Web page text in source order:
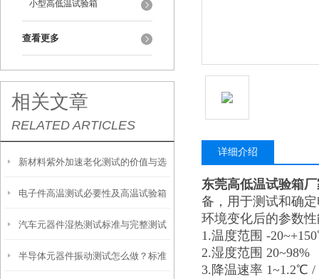
小型高低温试验箱
查看更多
相关文章
RELATED ARTICLES
新材料紫外加速老化测试的价值与选
用勤卓紫外线老化试验箱的原因
电子件高温测试必要性及高温试验箱
选型方法详解
汽车元器件湿热测试标准与完整测试
流程解析
半导体元器件振动测试怎么做？标准
详细介绍
东莞高低温试验箱
备，用于测试和确
环境变化后的参数
1.温度范围 -
2.湿度范围 20~98%
3.降温速率